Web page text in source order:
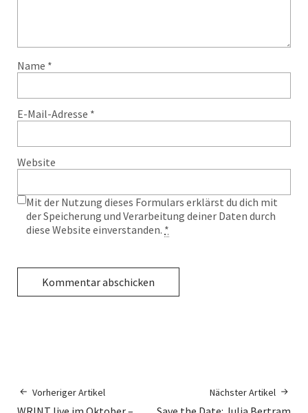
Name *
E-Mail-Adresse *
Website
Mit der Nutzung dieses Formulars erklärst du dich mit
der Speicherung und Verarbeitung deiner Daten durch
diese Website einverstanden. *
Vorheriger Artikel Nächster Artikel